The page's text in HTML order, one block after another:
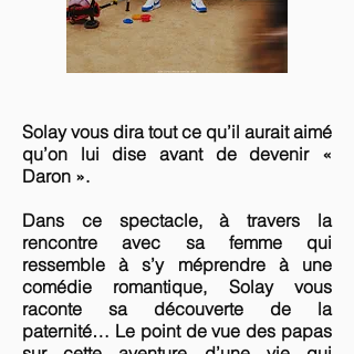
Solay vous dira tout ce qu’il aurait aimé
qu’on lui dise avant de devenir «
Daron ».
Dans ce spectacle, à travers la
rencontre avec sa femme qui
ressemble à s’y méprendre à une
comédie romantique, Solay vous
raconte sa découverte de la
paternité… Le point de vue des papas